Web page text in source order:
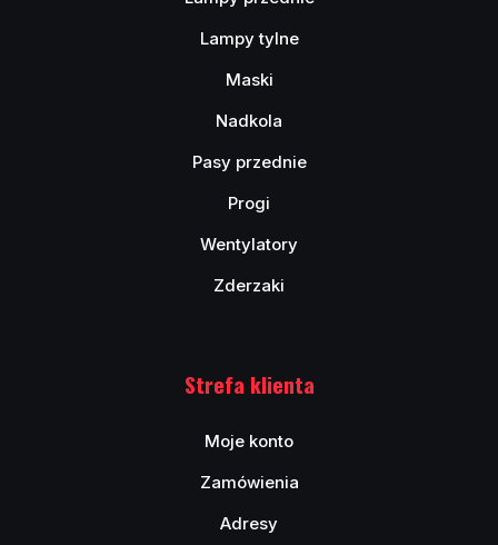
Lampy tylne
Maski
Nadkola
Pasy przednie
Progi
Wentylatory
Zderzaki
Strefa klienta
Moje konto
Zamówienia
Adresy